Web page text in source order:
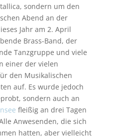
sondern um den
Abend an der
Jahr am 2. April
Brass-Band, der
Tanzgruppe und viele
einer der vielen
den Musikalischen
auf. Es wurde jedoch
sondern auch an
fleißig an drei Tagen
Anwesenden, die sich
hatten, aber vielleicht